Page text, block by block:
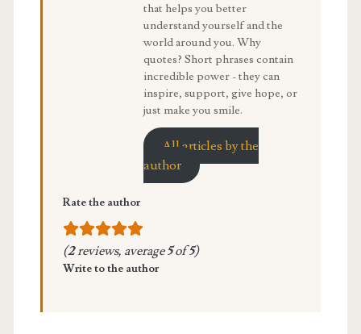
that helps you better
understand yourself and the
world around you. Why
quotes? Short phrases contain
incredible power - they can
inspire, support, give hope, or
just make you smile.
All articles by the
author
Rate the author
(2reviews, average5of5)
Write to the author